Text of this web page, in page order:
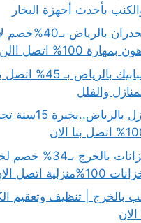
بأحدث أجهزة البخار
شركة تنظيف الجدران
100% اتصل االن
شركة تنظيف شبابيك بالرياض
والفلل
شركة ترميم منازل
شركة تنظيف خزانات بالخرج
اتصل الان
| تنظيف وتعقيم